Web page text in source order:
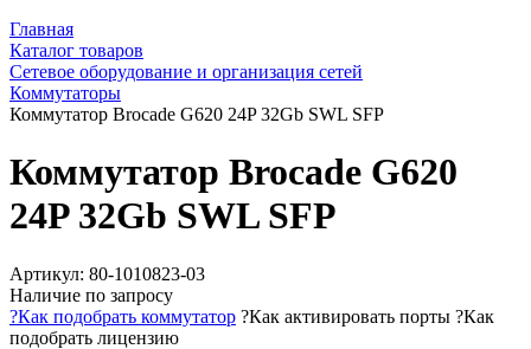
Главная
Каталог товаров
Сетевое оборудование и организация сетей
Коммутаторы
Коммутатор Brocade G620 24P 32Gb SWL SFP
Коммутатор Brocade G620
24P 32Gb SWL SFP
Артикул: 80-1010823-03
Наличие по запросу
?Как подобрать коммутатор ?Как активировать порты ?Как
подобрать лицензию